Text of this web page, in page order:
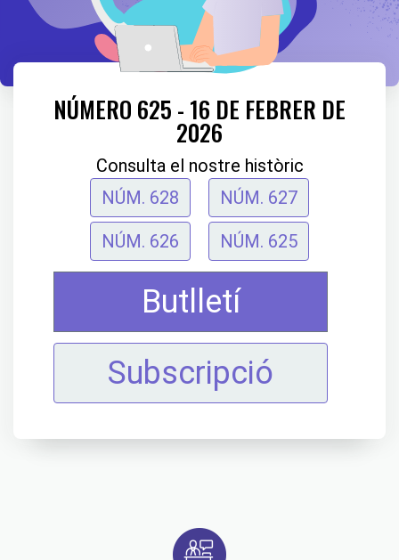
NÚMERO 625 - 16 DE FEBRER DE
2026
Consulta el nostre històric
NÚM. 628
NÚM. 627
NÚM. 626 NÚM. 625
Butlletí
Subscripció